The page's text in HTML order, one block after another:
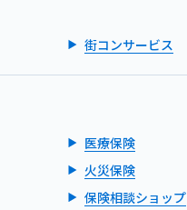
街コンサービス
医療保険
火災保険
保険相談ショップ